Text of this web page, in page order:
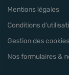
Mentions légales
Conditions
Gestion des cookies
Nos formulaires &